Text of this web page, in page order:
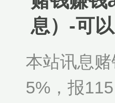
息）-可
本站讯息
5%，报